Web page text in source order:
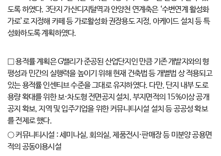
도록 하였다. 3단지 가산디지털역과 안양천 연계축은 ‘수변연계 활성화
가로’로 지정해 카페 등 가로활성화 권장용도 지정, 아케이드 설치 등 특
성화하도록 계획하였다.
□ 용적률 계획은 G밸리가 준공된 산업단지인 만큼 기존 개발지와의 형
평성과 민간의 실행력을 높이기 위해 현재 건축법 등 개별법 상 적용되고
있는 용적률 인센티브 수준을 그대로 유지하였다. 다만, 단지 내부 도로
용량 확대를 위한 보·차도형 전면공지 설치, 부지면적의 15%이상 공개
공지 확보, 지역 및 입주기업을 위한 커뮤니티시설 설치 등 공공성 확보
를 전제로 했다.
○ 커뮤니티시설 : 세미나실, 회의실, 제품전시·판매장 등 미분양 공용면
적의 공동이용시설